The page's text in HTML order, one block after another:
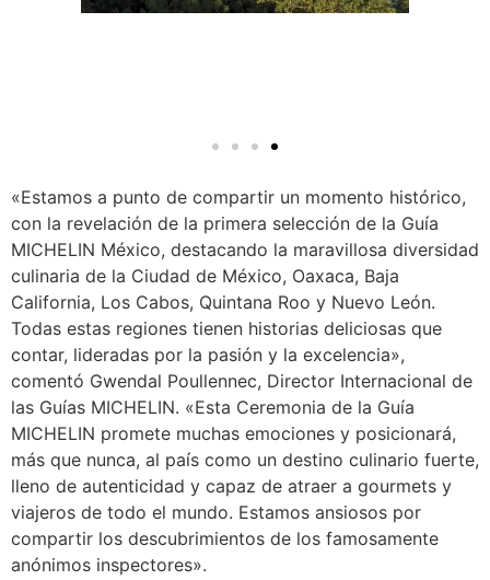
«Estamos a punto de compartir un momento histórico,
con la revelación de la primera selección de la Guía
MICHELIN México, destacando la maravillosa diversidad
culinaria de la Ciudad de México, Oaxaca, Baja
California, Los Cabos, Quintana Roo y Nuevo León.
Todas estas regiones tienen historias deliciosas que
contar, lideradas por la pasión y la excelencia»,
comentó Gwendal Poullennec, Director Internacional de
las Guías MICHELIN. «Esta Ceremonia de la Guía
MICHELIN promete muchas emociones y posicionará,
más que nunca, al país como un destino culinario fuerte,
lleno de autenticidad y capaz de atraer a gourmets y
viajeros de todo el mundo. Estamos ansiosos por
compartir los descubrimientos de los famosamente
anónimos inspectores».